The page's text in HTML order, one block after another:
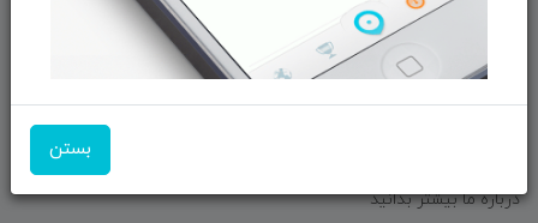
بستن
صفحه ابتدایی سایت
راهنمای ثبت سفارش
درباره ما بیشتر بدانید